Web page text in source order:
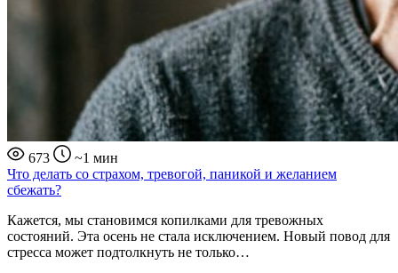
673
~1 мин
Что делать со страхом, тревогой, паникой и желанием
сбежать?
Кажется, мы становимся копилками для тревожных
состояний. Эта осень не стала исключением. Новый повод для
стресса может подтолкнуть не только…